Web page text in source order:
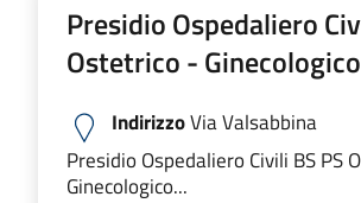
Presidio Ospedaliero
Ostetrico - Ginecologico
IndirizzoVia Valsabbina
Presidio Ospedaliero Civili BS PS
Ginecologico...